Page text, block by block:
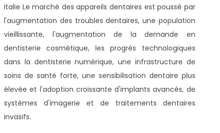
Italie Le marché des appareils dentaires est poussé par
l'augmentation des troubles dentaires, une population
vieillissante, l'augmentation de la demande en
dentisterie cosmétique, les progrès technologiques
dans la dentisterie numérique, une infrastructure de
soins de santé forte, une sensibilisation dentaire plus
élevée et l'adoption croissante d'implants avancés, de
systèmes d'imagerie et de traitements dentaires
invasifs.